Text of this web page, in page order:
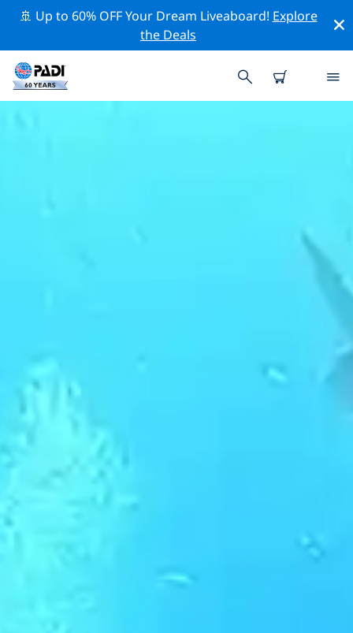
🚢 Up to 60% OFF Your Dream Liveaboard! Explore
the Deals